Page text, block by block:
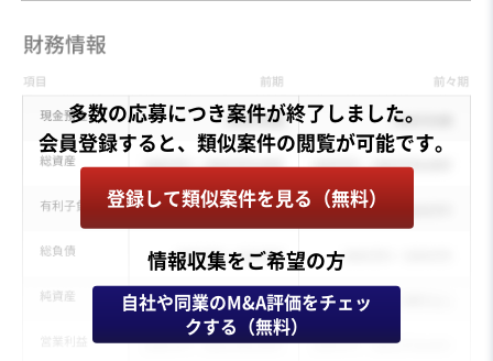
多数の応募につき案件が終了しました。
登録して類似案件を見る（無料）
情報収集をご希望の方
自社や同業のM&A評価をチェッ
クする（無料）